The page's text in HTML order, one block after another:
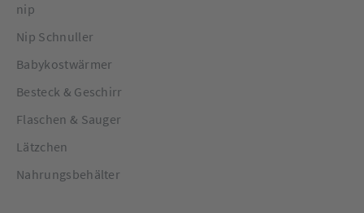
nip
Nip Schnuller
Babykostwärmer
Besteck & Geschirr
Flaschen & Sauger
Lätzchen
Nahrungsbehälter